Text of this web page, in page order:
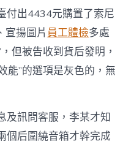
付出4434元購置了索尼
揚圖片 員工體檢多處
但被告收到貨后發明，
能”的選項是灰色的，無
及訊問客服，李某才知
個后圍繞音箱才幹完成